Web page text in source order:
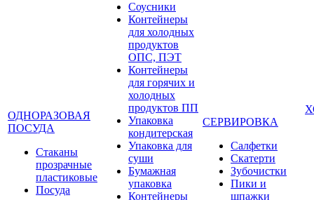
ОДНОРАЗОВАЯ
ПОСУДА
Стаканы
прозрачные
пластиковые
Посуда
Соусники
Контейнеры
для холодных
продуктов
ОПС, ПЭТ
Контейнеры
для горячих и
холодных
продуктов ПП
Упаковка
кондитерская
Упаковка для
суши
Бумажная
упаковка
Контейнеры
СЕРВИРОВКА
Салфетки
Скатерти
Зубочистки
Пики и
шпажки